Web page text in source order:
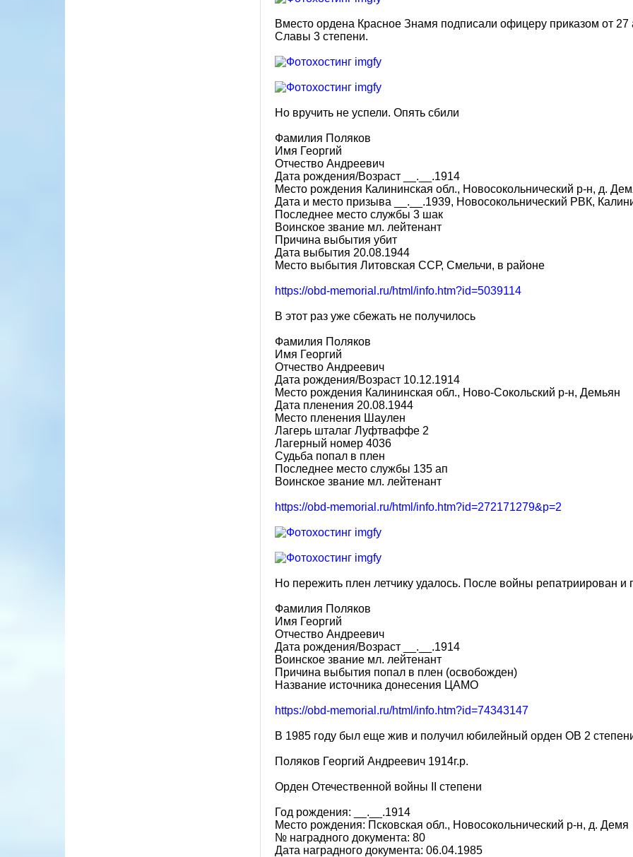
Вместо ордена Красное Знамя подписали офицеру приказом от 27
Славы 3 степени.
Но вручить не успели. Опять сбили
Фамилия Поляков
Имя Георгий
Отчество Андреевич
Дата рождения/Возраст __.__.1914
Место рождения Калининская обл., Новосокольнический р-н, д.
Дата и место призыва __.__.1939, Новосокольнический РВК,
Последнее место службы 3 шак
Воинское звание мл. лейтенант
Причина выбытия убит
Дата выбытия 20.08.1944
Место выбытия Литовская ССР, Смельчи, в районе
https://obd-memorial.ru/html/info.htm?id=5039114
В этот раз уже сбежать не получилось
Фамилия Поляков
Имя Георгий
Отчество Андреевич
Дата рождения/Возраст 10.12.1914
Место рождения Калининская обл., Ново-Сокольский р-н, Демьян
Дата пленения 20.08.1944
Место пленения Шаулен
Лагерь шталаг Луфтваффе 2
Лагерный номер 4036
Судьба попал в плен
Последнее место службы 135 ап
Воинское звание мл. лейтенант
https://obd-memorial.ru/html/info.htm?id=272171279&p=2
Но пережить плен летчику удалось. После войны репатриирован и
Фамилия Поляков
Имя Георгий
Отчество Андреевич
Дата рождения/Возраст __.__.1914
Воинское звание мл. лейтенант
Причина выбытия попал в плен (освобожден)
Название источника донесения ЦАМО
https://obd-memorial.ru/html/info.htm?id=74343147
В 1985 году был еще жив и получил юбилейный орден ОВ 2
Поляков Георгий Андреевич 1914г.р.
Орден Отечественной войны II степени
Год рождения: __.__.1914
Место рождения: Псковская обл., Новосокольнический р-н, д. Демя
№ наградного документа: 80
Дата наградного документа: 06.04.1985